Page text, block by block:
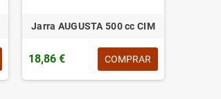
Jarra AUGUSTA 500 cc CIM
18,86 € COMPRAR